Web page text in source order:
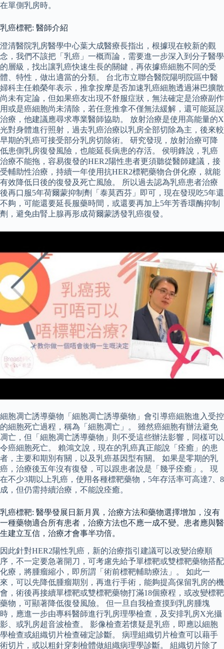
在單側乳房時。
乳癌標靶: 醫師介紹
澄清醫院乳房醫學中心葉大成醫療長指出，根據現在較新的觀
念，我們不該把「乳癌」一概而論，需要進一步深入到分子醫學
的層級，找出讓乳癌快速生長的關鍵，再依據癌細胞不同的受
體、特性，做出適當的分類。 台北市立聯合醫院陽明院區中醫
婦科主任賴榮年表示，推拿按摩是否加速乳癌細胞透過淋巴擴散
尚未有定論，但如果癌友出現不舒服症狀，無法確定是治療副作
用或是癌細胞尚未清除，若任意推拿不僅無法緩解，還可能延誤
治療，他建議應尋求專業醫師協助。 放射治療是使用高能量的X
光對身體進行照射，過去乳癌治療以乳房全部切除為主，後來較
早期的乳癌可接受部分乳房切除術。 研究發現，放射治療可降
低患側乳房復發風險，也能延長病患的存活。 侯明鋒說，乳癌
治療不能拖，容易復發的HER2陽性患者更須聽從醫師建議，接
受輔助性治療，持續一年使用抗HER2標靶藥物合併化療，就能
有效降低日後的復發及死亡風險。 所以過去認為乳癌患者治療
後再口服5年荷爾蒙抑制劑「泰莫西芬」即可，現在發現吃5年還
不夠，可能還要延長服藥時間，或還要再加上5年芳香環酶抑制
劑，避免由腎上腺再形成荷爾蒙誘發乳癌復發。
細胞凋亡誘導藥物「細胞凋亡誘導藥物」會引導癌細胞進入受控
的細胞死亡過程，稱為「細胞凋亡」。 雖然癌細胞有辦法避免
凋亡，但「細胞凋亡誘導藥物」則不受這些辦法影響，同樣可以
令癌細胞死亡。 賴鴻文說，現在的乳癌真正能說「痊癒」的患
者，主要和期別有關，以及乳癌基因型有關。 如果是零期的乳
癌，治療後五年沒有復發，可以跟患者說是「幾乎痊癒」。 現
在不少3期以上乳癌，使用各種標靶藥物，5年存活率可高達7、8
成，但仍需持續治療，不能說痊癒。
乳癌標靶: 醫學發展日新月異，治療方法和藥物選擇增加，沒有
一種藥物適合所有患者，治療方法也不應一成不變。患者應與醫
生建立互信，治療才會事半功倍。
因此針對HER2陽性乳癌，新的治療指引建議可以改變治療順
序，不一定要急著開刀，可考慮先給予單標靶或雙標靶藥物搭配
化療，將腫瘤縮小，即所謂「術前標靶輔助療法」。 如此一
來，可以先降低腫瘤期別，再進行手術，能夠提高保留乳房的機
會，術後再接續單標靶或雙標靶藥物打滿18個療程，或改變標靶
藥物，可顯著降低復發風險。 但一旦自我檢查摸到乳房腫塊
時，應進一步由專科醫師進行乳房理學檢查，及安排乳房X光攝
影、或乳房超音波檢查。 影像檢查若懷疑是乳癌，即應以細胞
學檢查或組織切片檢查確定診斷。 病理組織切片檢查可以藉手
術切片，或以粗針穿刺檢體做組織病理學診斷。 組織切片除了